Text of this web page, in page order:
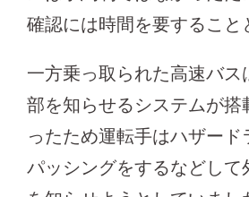
確認には時間を要すること
一方乗っ取られた高速バス
部を知らせるシステムが搭
ったため運転手はハザード
パッシングをするなどして